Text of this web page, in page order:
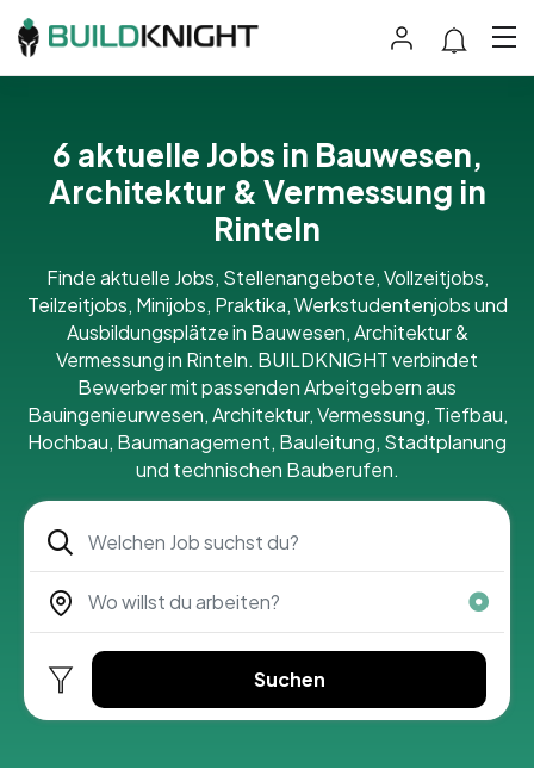
6 aktuelle Jobs in Bauwesen,
Architektur & Vermessung in
Rinteln
Finde aktuelle Jobs, Stellenangebote, Vollzeitjobs,
Teilzeitjobs, Minijobs, Praktika, Werkstudentenjobs und
Ausbildungsplätze in Bauwesen, Architektur &
Vermessung in Rinteln. BUILDKNIGHT verbindet
Bewerber mit passenden Arbeitgebern aus
Bauingenieurwesen, Architektur, Vermessung, Tiefbau,
Hochbau, Baumanagement, Bauleitung, Stadtplanung
und technischen Bauberufen.
Suchen